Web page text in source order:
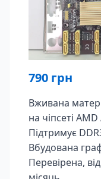
790 грн
Вживана
на чіпсеті
Підтримує
Вбудована
Перевірена,